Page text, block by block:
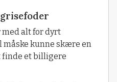
med alt for dyrt
kunne skære en
finde et billigere